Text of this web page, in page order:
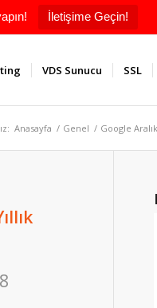
İletişime Geçin!
VDS Sunucu SSL
Anasayfa / Genel / Google